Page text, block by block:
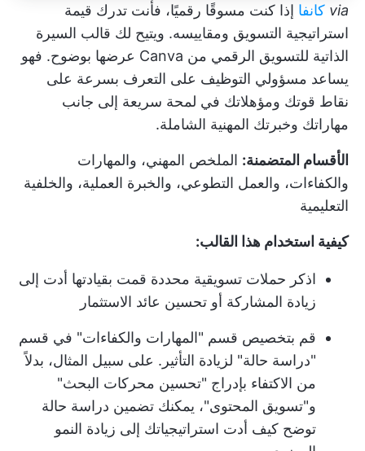
via كانفا إذا كنت مسوقًا رقميًا، فأنت تدرك قيمة
استراتيجية التسويق ومقاييسه. ويتيح لك قالب السيرة
الذاتية للتسويق الرقمي من Canva عرضها بوضوح. فهو
يساعد مسؤولي التوظيف على التعرف بسرعة على
نقاط قوتك ومؤهلاتك في لمحة سريعة إلى جانب
مهاراتك وخبرتك المهنية الشاملة.
الأقسام المتضمنة: الملخص المهني، والمهارات
والكفاءات، والعمل التطوعي، والخبرة العملية، والخلفية
التعليمية
كيفية استخدام هذا القالب:
اذكر حملات تسويقية محددة قمت بقيادتها أدت إلى
زيادة المشاركة أو تحسين عائد الاستثمار
قم بتخصيص قسم "المهارات والكفاءات" في قسم
"دراسة حالة" لزيادة التأثير. على سبيل المثال، بدلاً
من الاكتفاء بإدراج "تحسين محركات البحث"
و"تسويق المحتوى"، يمكنك تضمين دراسة حالة
توضح كيف أدت استراتيجياتك إلى زيادة النمو